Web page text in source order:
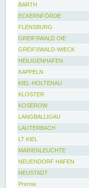
BARTH
ECKERNFÖRDE
FLENSBURG
GREIFSWALD OIE
GREIFSWALD-WIECK
HEILIGENHAFEN
KAPPELN
KIEL-HOLTENAU
KLOSTER
KOSEROW
LANGBALLIGAU
LAUTERBACH
LT KIEL
MARIENLEUCHTE
NEUENDORF HAFEN
NEUSTADT
Prerow